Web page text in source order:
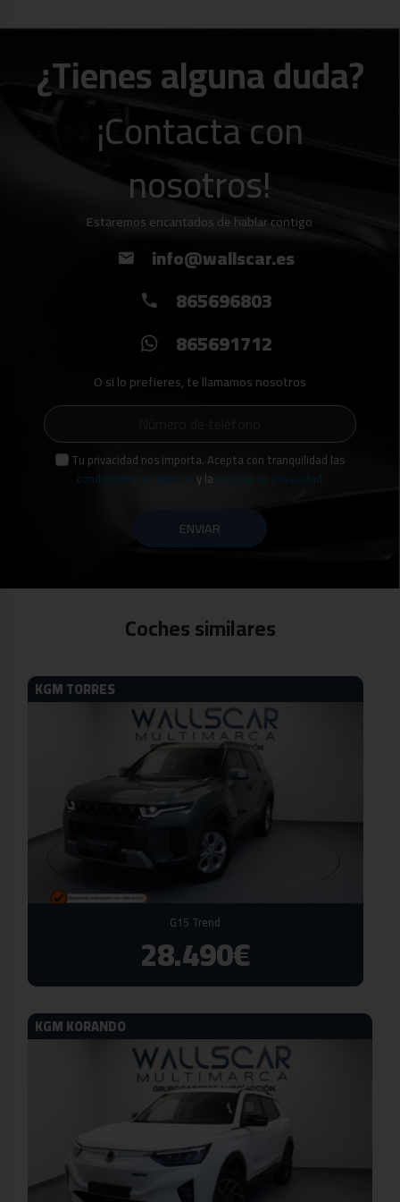
vinculante y puede contener errores. Oferta sujeta a
disponibilidad, financiación y confirmación comercial.
Consulta con nuestros asesores los detalles del
¡Contacta con
nosotros!
Estaremos encantados de hablar contigo
info@wallscar.es
865696803
865691712
O si lo prefieres, te llamamos nosotros
Tu privacidad nos importa. Acepta con tranquilidad las
condiciones del servicio
y la política de privacidad
ENVIAR
¿Tienes alguna duda?
Coches similares
KGM TORRES
G15 Trend
28.490€
KGM KORANDO